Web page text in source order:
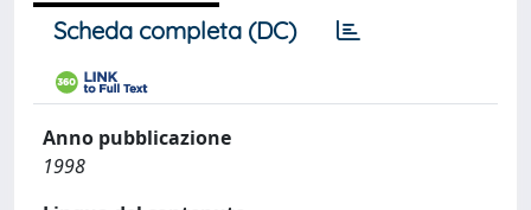
Scheda completa (DC)
Anno pubblicazione
1998